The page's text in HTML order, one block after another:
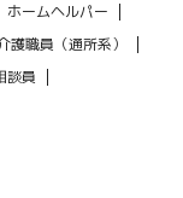
ホームヘルパー
護職員（通所系）
談員